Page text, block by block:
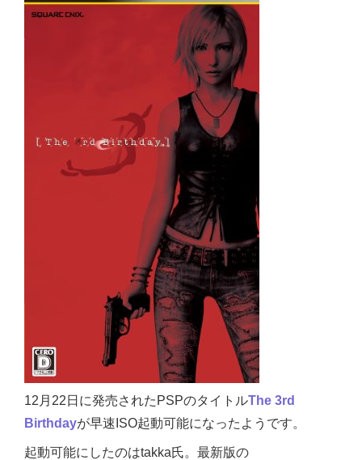
12月22日に発売されたPSPのタイトルThe 3rd
Birthdayが早速ISO起動可能になったようです。
起動可能にしたのはtakka氏。最新版の